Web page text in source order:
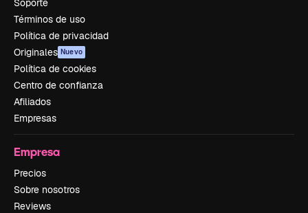
Soporte
Términos de uso
Política de privacidad
Originales Nuevo
Política de cookies
Centro de confianza
Afiliados
Empresas
Empresa
Precios
Sobre nosotros
Reviews